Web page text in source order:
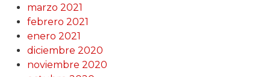
marzo 2021
febrero 2021
enero 2021
diciembre 2020
noviembre 2020